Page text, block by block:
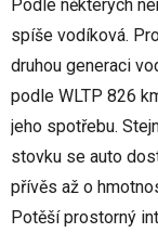
Podle některých
spíše vodíková.
druhou generaci
podle WLTP 826
jeho spotřebu.
stovku se auto
přívěs až o
Potěší prostorný